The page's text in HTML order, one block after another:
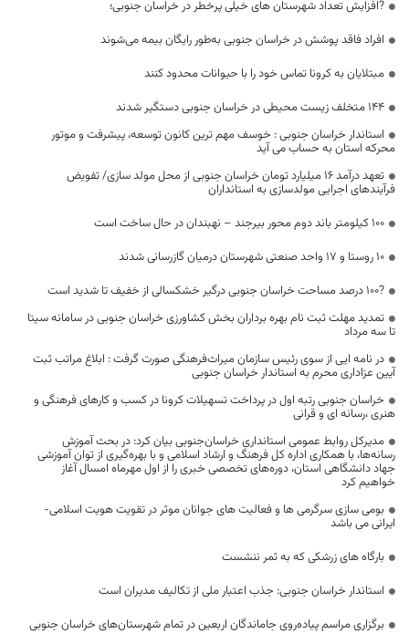
?افزایش تعداد شهرستان های خیلی پرخطر در خراسان جنوبی؛
افراد فاقد پوشش در خراسان جنوبی به‌طور رایگان بیمه می‌شوند
مبتلایان به کرونا تماس خود را با حیوانات محدود کنند
۱۴۴ متخلف زیست محیطی در خراسان جنوبی دستگیر شدند
استاندار خراسان جنوبی : خوسف مهم ترین کانون توسعه، پیشرفت و موتور
محرکه استان به حساب می آید
تعهد درآمد 16 میلیارد تومان خراسان جنوبی از محل مولد سازی/ تفویض
فرآیندهای اجرایی مولدسازی به استانداران
۱۰۰ کیلومتر باند دوم محور بیرجند – نهبندان در حال ساخت است
۱۰ روستا و ۱۷ واحد صنعتی شهرستان درمیان گازرسانی شدند
?۱۰۰ درصد مساحت خراسان جنوبی درگیر خشکسالی از خفیف تا شدید است
تمدید مهلت ثبت نام بهره برداران بخش کشاورزی خراسان جنوبی در سامانه سیتا
تا سه مرداد
در نامه‌ ایی از سوی رئیس سازمان میراث‌فرهنگی صورت گرفت : ابلاغ مراتب ثبت
آیین عزاداری محرم به استاندار خراسان جنوبی
خراسان جنوبی رتبه اول در پرداخت تسهیلات کرونا در کسب و کارهای فرهنگی و
هنری ،رسانه ای و قرانی
مدیرکل روابط عمومی استانداری خراسان‌جنوبی بیان کرد: در بحث آموزش
رسانه‌ها، با همکاری اداره کل فرهنگ و ارشاد اسلامی و با بهره‌گیری از توان آموزشی
جهاد دانشگاهی استان، دوره‌های تخصصی خبری را از اول مهرماه امسال آغاز
خواهیم کرد
بومی سازی سرگرمی ها و فعالیت های جوانان موثر در تقویت هویت اسلامی-
ایرانی می باشد
بارگاه های زرشکی که به ثمر ننشست
استاندار خراسان جنوبی: جذب اعتبار ملی از تکالیف مدیران است
برگزاری مراسم پیاده‌روی جاماندگان اربعین در تمام شهرستان‌های خراسان جنوبی